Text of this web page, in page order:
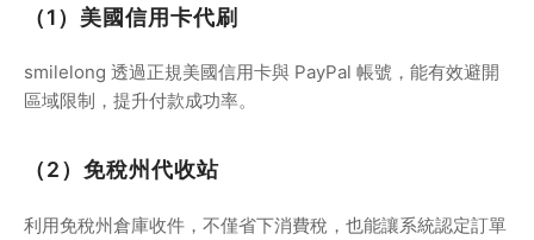
（1）美國信用卡代刷
smilelong 透過正規美國信用卡與 PayPal 帳號，能有效避開
區域限制，提升付款成功率。
（2）免稅州代收站
利用免稅州倉庫收件，不僅省下消費稅，也能讓系統認定訂單